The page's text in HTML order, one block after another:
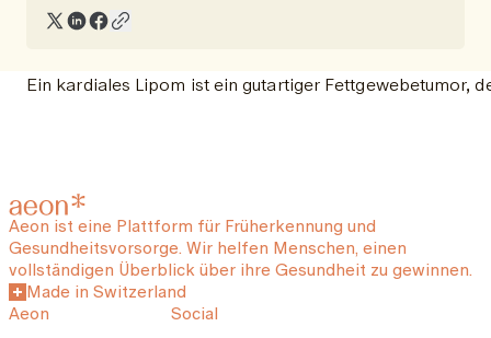
Ein kardiales Lipom ist ein gutartiger Fettgewebetumor,
Aeon ist eine Plattform für Früherkennung und
Gesundheitsvorsorge. Wir helfen Menschen, einen
vollständigen Überblick über ihre Gesundheit zu gewinnen.
Made in Switzerland
Aeon
Social